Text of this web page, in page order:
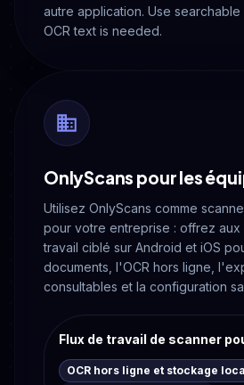
autre application. Use
OCR text is needed.
OnlyScans pour les
Utilisez OnlyScans comme
pour votre entreprise : offrez
travail ciblé sur Android et iOS
documents, l'OCR hors ligne,
consultables et la configuration
Flux de travail de scanner